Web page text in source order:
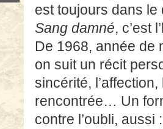
est toujours dans
Sang damné, c’est
De 1968, année de
on suit un récit
sincérité,
rencontrée… Un
contre l’oubli, aussi